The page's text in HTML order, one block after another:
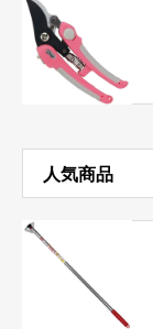
人気商品